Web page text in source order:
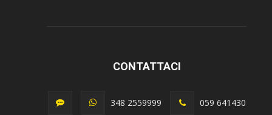
CONTATTACI
348 2559999 059 641430